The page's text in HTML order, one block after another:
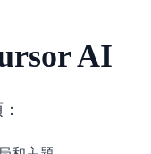
AI